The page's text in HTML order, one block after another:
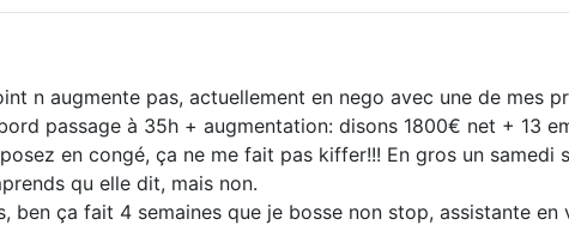
n augmente pas, actuellement en nego avec une de mes
passage à 35h + augmentation: disons 1800€ net + 13
en congé, ça ne me fait pas kiffer!!! En gros un samedi
qu elle dit, mais non.
ben ça fait 4 semaines que je bosse non stop, assistante